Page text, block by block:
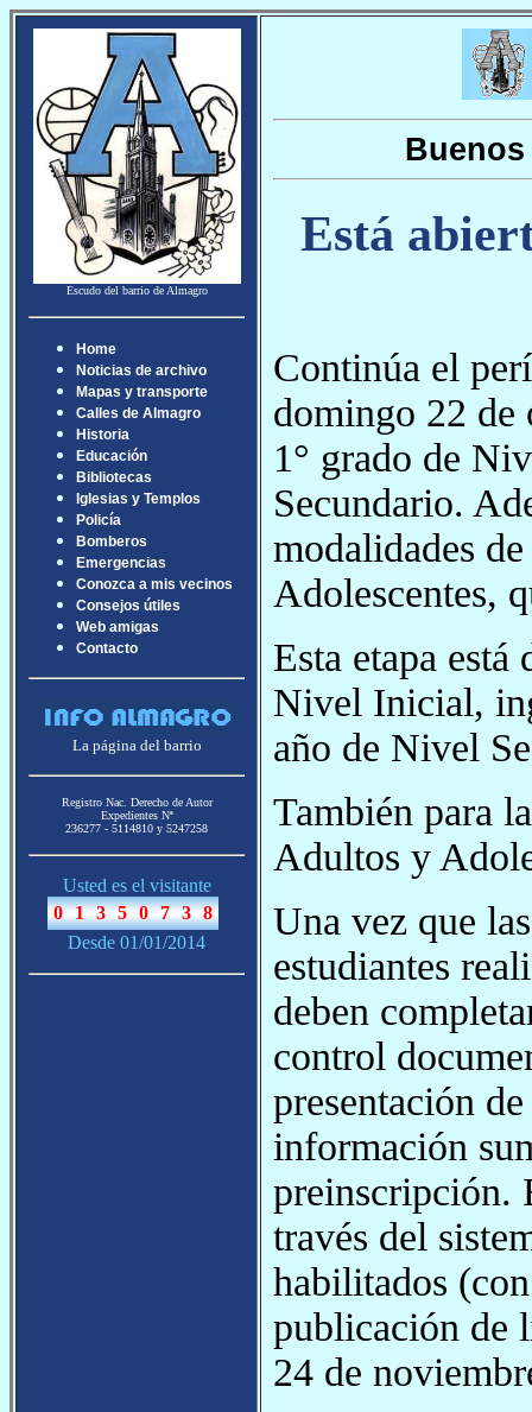
Escudo del barrio de Almagro
Home
Noticias de archivo
Mapas y transporte
Calles de Almagro
Historia
Educación
Bibliotecas
Iglesias y Templos
Policía
Bomberos
Emergencias
Conozca a mis vecinos
Consejos útiles
Web amigas
Contacto
La página del barrio
Registro Nac. Derecho de Autor
Expedientes Nª
236277 - 5114810 y 5247258
Usted es el visitante
Desde 01/01/2014
Buenos
Está
Continúa el
domingo 22 de
1° grado de
Secundario.
modalidades
Adolescentes,
Esta etapa está
Nivel Inicial,
año de Nivel
También para
Adultos y
Una vez que
estudiantes
deben
control
presentación
información
preinscripción.
través del
habilitados
publicación de
24 de